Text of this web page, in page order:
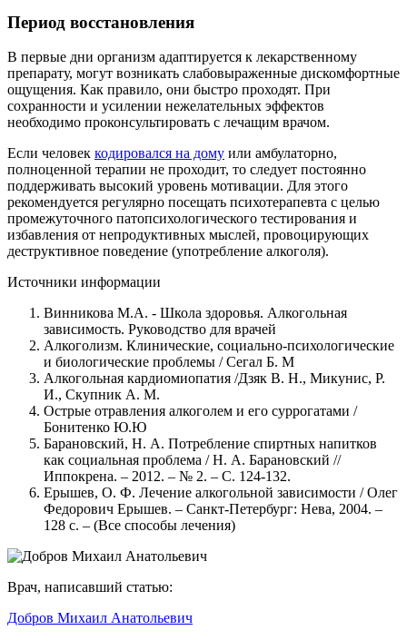
Период восстановления
В первые дни организм адаптируется к лекарственному
препарату, могут возникать слабовыраженные дискомфортные
ощущения. Как правило, они быстро проходят. При
сохранности и усилении нежелательных эффектов
необходимо проконсультировать с лечащим врачом.
Если человек кодировался на дому или амбулаторно,
полноценной терапии не проходит, то следует постоянно
поддерживать высокий уровень мотивации. Для этого
рекомендуется регулярно посещать психотерапевта с целью
промежуточного патопсихологического тестирования и
избавления от непродуктивных мыслей, провоцирующих
деструктивное поведение (употребление алкоголя).
Источники информации
Винникова М.А. - Школа здоровья. Алкогольная
зависимость. Руководство для врачей
Алкоголизм. Клинические, социально-психологические
и биологические проблемы / Сегал Б. М
Алкогольная кардиомиопатия /Дзяк В. Н., Микунис, Р.
И., Скупник А. М.
Острые отравления алкоголем и его суррогатами /
Бонитенко Ю.Ю
Барановский, Н. А. Потребление спиртных напитков
как социальная проблема / Н. А. Барановский //
Иппокрена. – 2012. – № 2. – С. 124-132.
Ерышев, О. Ф. Лечение алкогольной зависимости / Олег
Федорович Ерышев. – Санкт-Петербург: Нева, 2004. –
128 с. – (Все способы лечения)
Врач, написавший статью:
Добров Михаил Анатольевич